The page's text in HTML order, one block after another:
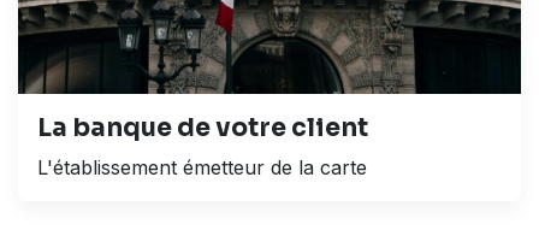
La banque de votre client
L'établissement émetteur de la carte